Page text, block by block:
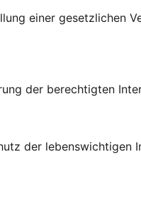
einer gesetzlichen
der berechtigten
der lebenswichtigen